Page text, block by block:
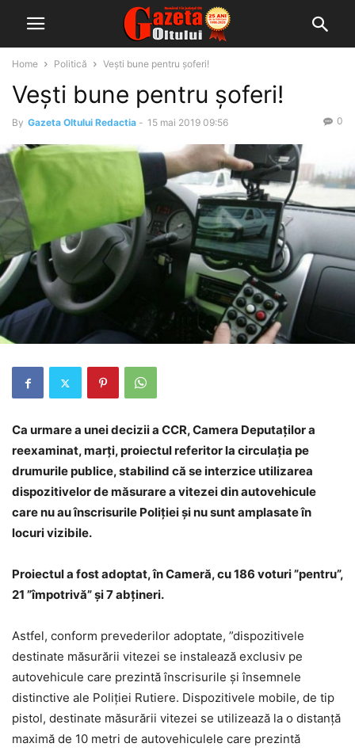
Home Politică Vești bune pentru șoferi!
Vești bune pentru șoferi!
By Gazeta Oltului Redactia - 15 mai 2019 09:56 0
Ca urmare a unei decizii a CCR, Camera Deputaţilor a
reexaminat, marţi, proiectul referitor la circulaţia pe
drumurile publice, stabilind că se interzice utilizarea
dispozitivelor de măsurare a vitezei din autovehicule
care nu au înscrisurile Poliţiei şi nu sunt amplasate în
locuri vizibile.
Proiectul a fost adoptat, în Cameră, cu 186 voturi ”pentru”,
21 ”împotrivă” şi 7 abţineri.
Astfel, conform prevederilor adoptate, ”dispozitivele
destinate măsurării vitezei se instalează exclusiv pe
autovehicule care prezintă înscrisurile şi însemnele
distinctive ale Poliţiei Rutiere. Dispozitivele mobile, de tip
pistol, destinate măsurării vitezei se utilizează la o distanţă
maximă de 10 metri de autovehiculele care prezintă